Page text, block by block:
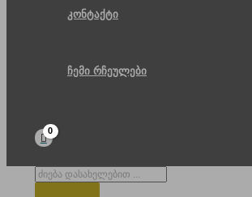
კონტაქტი
ჩემი რჩეულები
Products